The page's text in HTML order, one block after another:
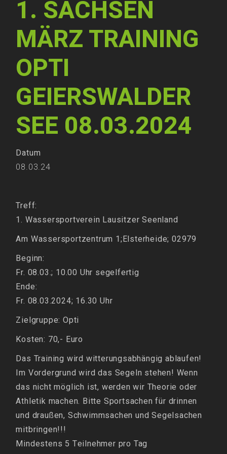
1. SACHSEN
MÄRZ TRAINING
OPTI
GEIERSWALDER
SEE 08.03.2024
Datum
08.03.24
Treff:
1. Wassersportverein Lausitzer Seenland
Am Wassersportzentrum 1;Elsterheide; 02979
Beginn:
Fr. 08.03.; 10.00 Uhr segelfertig
Ende:
Fr. 08.03.2024; 16.30 Uhr
Zielgruppe: Opti
Kosten: 70,- Euro
Das Training wird witterungsabhängig ablaufen!
Im Vordergrund wird das Segeln stehen! Wenn
das nicht möglich ist, werden wir Theorie oder
Athletik machen. Bitte Sportsachen für drinnen
und draußen, Schwimmsachen und Segelsachen
mitbringen!!!
Mindestens 5 Teilnehmer pro Tag